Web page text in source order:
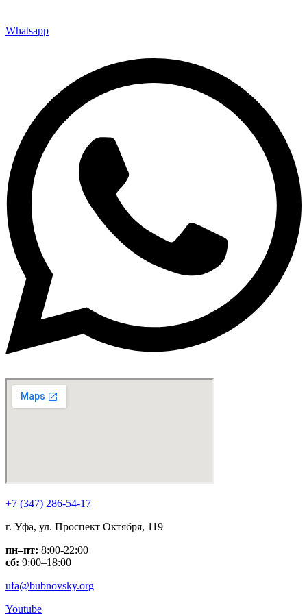
Whatsapp
+7 (347) 286-54-17
г. Уфа, ул. Проспект Октября, 119
пн–пт: 8:00-22:00
сб: 9:00–18:00
ufa@bubnovsky.org
Youtube